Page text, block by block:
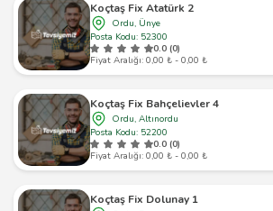
Koçtaş Fix Atatürk 2
Ordu, Ünye
Posta Kodu: 52300
0.0 (0)
Fiyat Aralığı: 0,00 ₺ - 0,00 ₺
Koçtaş Fix Bahçelievler 4
Ordu, Altınordu
Posta Kodu: 52200
0.0 (0)
Fiyat Aralığı: 0,00 ₺ - 0,00 ₺
Koçtaş Fix Dolunay 1